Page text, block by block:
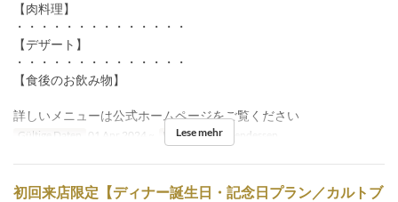
【肉料理】
・・・・・・・・・・・・・・
【デザート】
・・・・・・・・・・・・・・
【食後のお飲み物】
詳しいメニューは公式ホームページをご覧ください
Gültige Daten 01 Apr 2024 ~ Mahlzeiten Abendessen
Lese mehr
初回来店限定【ディナー誕生日・記念日プラン／カルトブ